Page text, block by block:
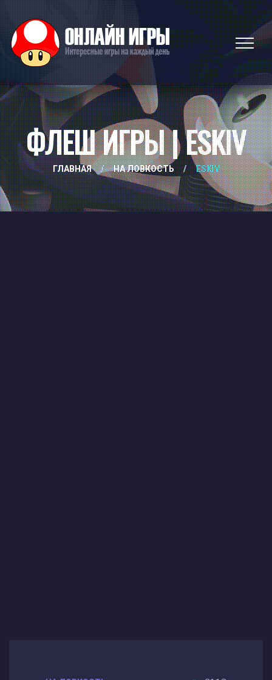
ФЛЕШ ИГРЫ | ESKIV
ГЛАВНАЯ / НА ЛОВКОСТЬ / ESKIV